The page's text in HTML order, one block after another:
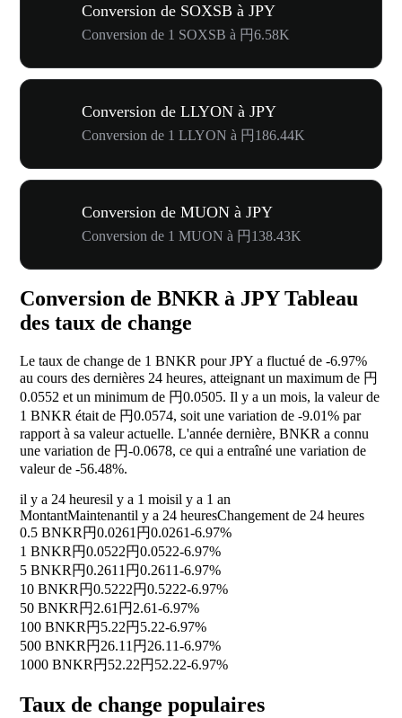
Conversion de SOXSB à JPY
Conversion de 1 SOXSB à 円6.58K
Conversion de LLYON à JPY
Conversion de 1 LLYON à 円186.44K
Conversion de MUON à JPY
Conversion de 1 MUON à 円138.43K
Conversion de BNKR à JPY Tableau
des taux de change
Le taux de change de 1 BNKR pour JPY a fluctué de -6.97%
au cours des dernières 24 heures, atteignant un maximum de 円
0.0552 et un minimum de 円0.0505. Il y a un mois, la valeur de
1 BNKR était de 円0.0574, soit une variation de -9.01% par
rapport à sa valeur actuelle. L'année dernière, BNKR a connu
une variation de 円-0.0678, ce qui a entraîné une variation de
valeur de -56.48%.
il y a 24 heuresil y a 1 moisil y a 1 an
MontantMaintenantil y a 24 heuresChangement de 24 heures
0.5 BNKR 円0.0261 円0.0261-6.97%
1 BNKR 円0.0522円0.0522-6.97%
5 BNKR 円0.2611 円0.2611-6.97%
10 BNKR 円0.5222円0.5222-6.97%
50 BNKR 円2.61 円2.61-6.97%
100 BNKR 円5.22円5.22-6.97%
500 BNKR 円26.11 円26.11-6.97%
1000 BNKR 円52.22円52.22-6.97%
Taux de change populaires